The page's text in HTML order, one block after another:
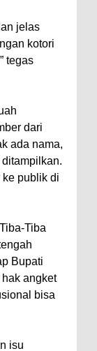
jelas
kotori
tegas
dari
ada nama,
publik di
Tiba
Bupati
angket
bisa
isu